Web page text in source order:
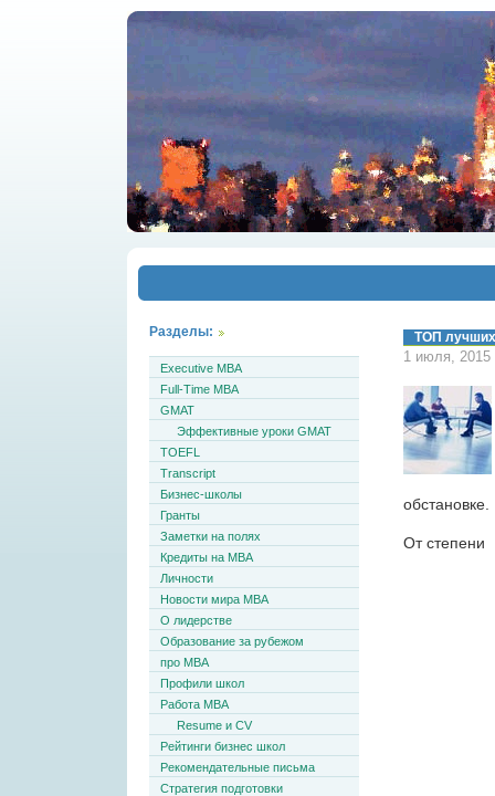
ТОП лучших
1 июля,
обстановке.
От степени
Разделы:
Executive MBA
Full-Time MBA
GMAT
Эффективные уроки GMAT
TOEFL
Transcript
Бизнес-школы
Гранты
Заметки на полях
Кредиты на MBA
Личности
Новости мира MBA
О лидерстве
Образование за рубежом
про MBA
Профили школ
Работа MBA
Resume и CV
Рейтинги бизнес школ
Рекомендательные письма
Стратегия подготовки